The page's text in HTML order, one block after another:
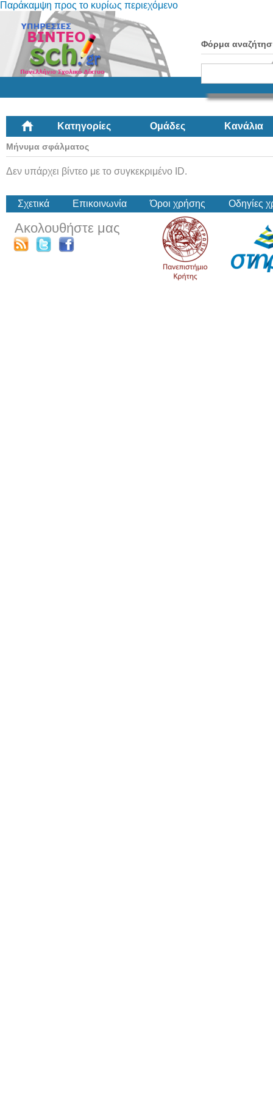
Παράκαμψη προς το κυρίως περιεχόμενο
Φόρμα
Κατηγορίες Ομάδες Κανάλια
Μήνυμα σφάλματος
Δεν υπάρχει βίντεο με το συγκεκριμένο ID.
Σχετικά Επικοινωνία Όροι χρήσης Οδηγίες
Ακολουθήστε μας